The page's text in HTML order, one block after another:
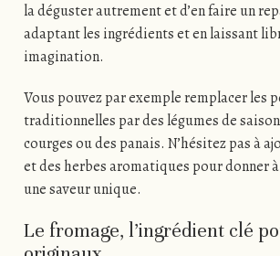
la déguster autrement et d’en faire un
adaptant les ingrédients et en laissant
imagination.
Vous pouvez par exemple remplacer les
traditionnelles par des légumes de
courges ou des panais. N’hésitez pas à
et des herbes aromatiques pour donner
une saveur unique.
Le fromage, l’ingrédient clé